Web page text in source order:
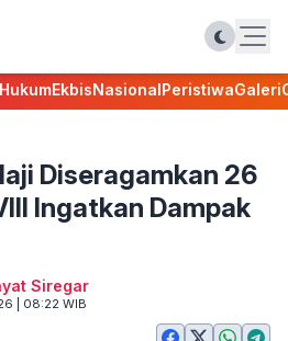
HukumEkbisNasionalPeristiwaGaleri
Diseragamkan 26
Ingatkan Dampak
Siregar
| 08:22 WIB